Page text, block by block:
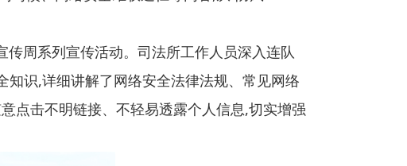
周系列宣传活动。司法所工作人员深入连队
识,详细讲解了网络安全法律法规、常见网络
点击不明链接、不轻易透露个人信息,切实增强